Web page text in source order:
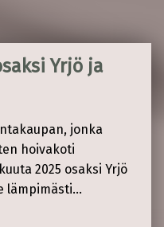
Yrjö ja
jonka
hoivakoti
2025 osaksi Yrjö
lämpimästi…